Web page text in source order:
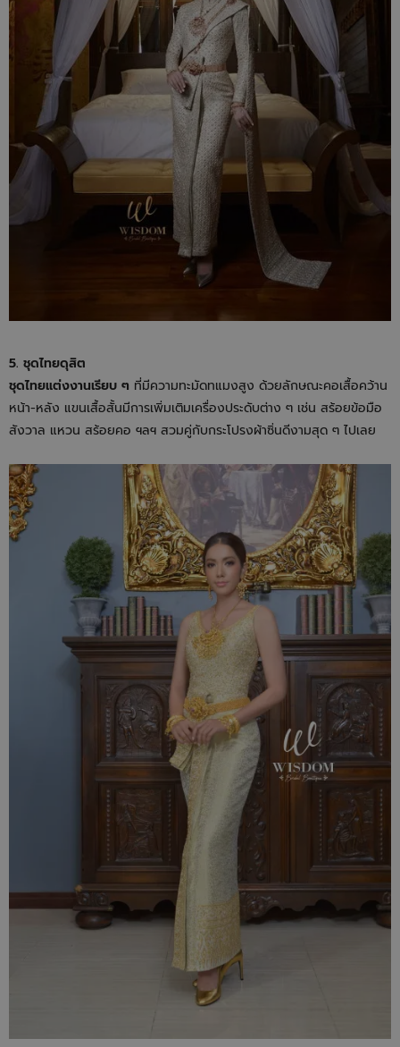
5. ชุดไทยดุสิต
ชุดไทยแต่งงานเรียบ ๆ ที่มีความทะมัดทแมงสูง ด้วยลักษณะคอเสื้อคว้าน
หน้า-หลัง แขนเสื้อสั้นมีการเพิ่มเติมเครื่องประดับต่าง ๆ เช่น สร้อยข้อมือ
สังวาล แหวน สร้อยคอ ฯลฯ สวมคู่กับกระโปรงผ้าซิ่นดีงามสุด ๆ ไปเลย